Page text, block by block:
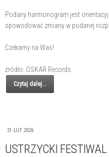
Podany harmonogram jest
spowodować zmiany w podanej
Czekamy na Was!
źródło: OSKAR Records
Czytaj dalej...
21 LUT 2026
USTRZYCKI